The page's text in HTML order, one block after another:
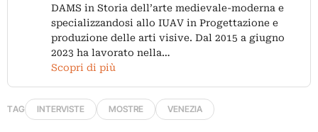
DAMS in Storia dell’arte medievale-moderna e
specializzandosi allo IUAV in Progettazione e
produzione delle arti visive. Dal 2015 a giugno
2023 ha lavorato nella…
Scopri di più
TAG INTERVISTE MOSTRE VENEZIA